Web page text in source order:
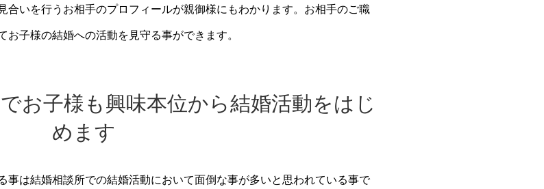
合いを行うお相手のプロフィールが親御様にもわかります。お相手のご職
子様の結婚への活動を見守る事ができます。
お子様も興味本位から結婚活動をはじ
めます
事は結婚相談所での結婚活動において面倒な事が多いと思われている事で